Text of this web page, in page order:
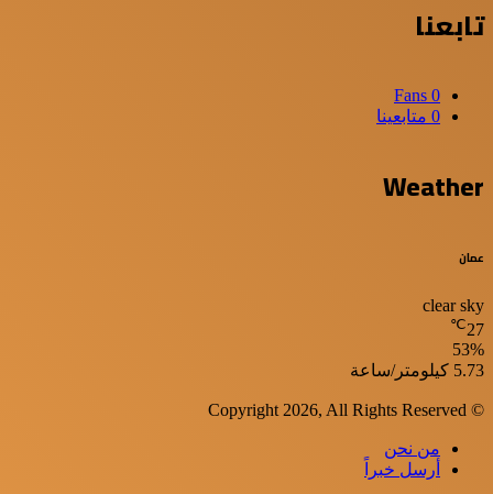
تابعنا
0
Fans
0 متابعينا
Weather
عمان
clear sky
27
℃
الرطوبة:
53%
الرياح:
5.73 كيلومتر/ساعة
© Copyright 2026, All Rights Reserved
من نحن
أرسل خبراً